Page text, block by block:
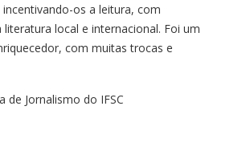
os a leitura, com
literatura local e internacional. Foi um
com muitas trocas e
de Jornalismo do IFSC